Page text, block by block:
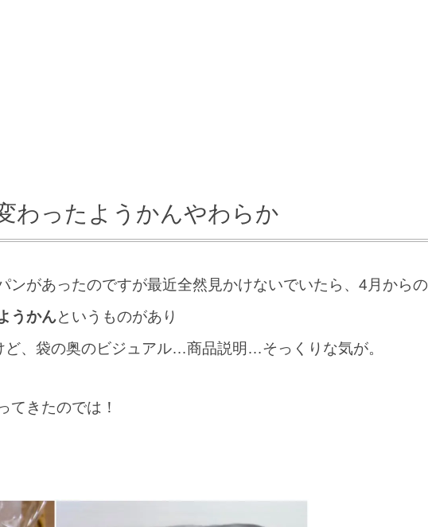
わったようかんやわらか
ンがあったのですが最近全然見かけないでいたら、4月からの
うかんというものがあり
ど、袋の奥のビジュアル…商品説明…そっくりな気が。
てきたのでは！